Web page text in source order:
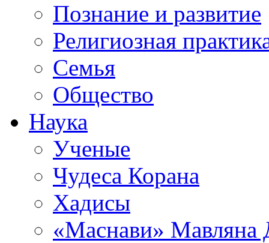
Познание и развитие
Религиозная
Семья
Общество
Наука
Ученые
Чудеса Корана
Хадисы
«Маснави» Мавляна